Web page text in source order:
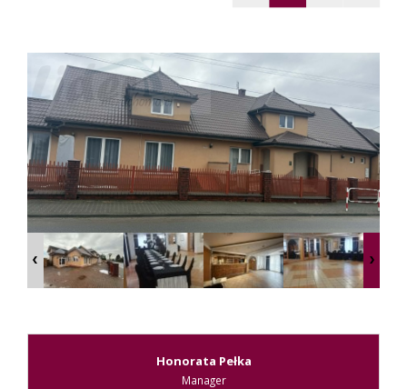
RODO
−
Leaflet
Honorata Pełka
Manager